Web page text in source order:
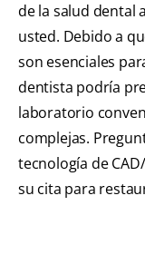
de la salud dental
usted. Debido a
son esenciales
dentista podría
laboratorio
complejas.
tecnología de
su cita para